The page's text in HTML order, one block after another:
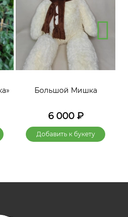
Большой Мишка
6 000₽
Добавить к букету